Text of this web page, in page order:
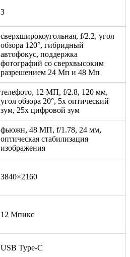
3
сверхширокоугольная, f/2.2, угол
обзора 120°, гибридный
автофокус, поддержка
фотографий со сверхвысоким
разрешением 24 Мп и 48 Мп
телефото, 12 МП, f/2.8, 120 мм,
угол обзора 20°, 5x оптический
зум, 25x цифровой зум
фьюжн, 48 МП, f/1.78, 24 мм,
оптическая стабилизация
изображения
3840×2160
12 Мпикс
USB Type-C